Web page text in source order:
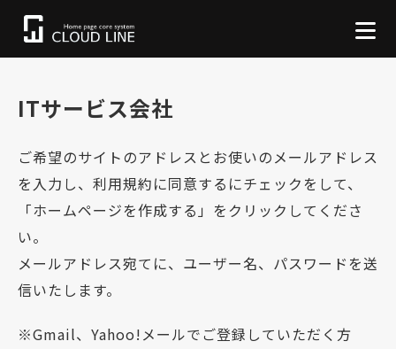
ITサービス会社
ご希望のサイトのアドレスとお使いのメールアドレス
を入力し、利用規約に同意するにチェックをして、
「ホームページを作成する」をクリックしてくださ
い。
メールアドレス宛てに、ユーザー名、パスワードを送
信いたします。
※Gmail、Yahoo!メールでご登録していただく方